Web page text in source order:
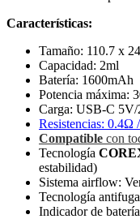
Características:
Tamaño: 110.7 x
Capacidad: 2ml
Batería: 1600mAh
Potencia máxima:
Carga: USB-C 5V/
Resistencias:
Compatible con
Tecnología
estabilidad)
Sistema airflow:
Tecnología
Indicador de